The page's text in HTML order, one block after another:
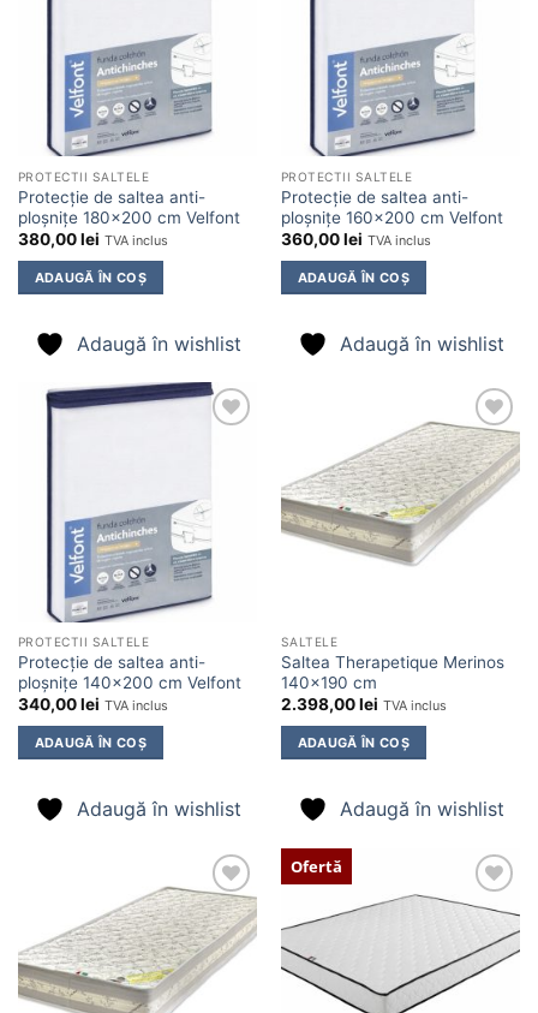
PROTECTII SALTELE
Protecție de saltea anti-
ploșnițe 180×200 cm Velfont
380,00lei TVA inclus
ADAUGĂ ÎN COȘ
Adaugă în wishlist
PROTECTII SALTELE
Protecție de saltea anti-
ploșnițe 160×200 cm Velfont
360,00lei TVA inclus
ADAUGĂ ÎN COȘ
Adaugă în wishlist
PROTECTII SALTELE
Protecție de saltea anti-
ploșnițe 140×200 cm Velfont
340,00lei TVA inclus
ADAUGĂ ÎN COȘ
Adaugă în wishlist
Adaugă
în
wishlist
SALTELE
Saltea Therapetique Merinos
140×190 cm
2.398,00lei TVA inclus
ADAUGĂ ÎN COȘ
Adaugă în wishlist
Adaugă
în
wishlist
Ofertă
Adaugă
wishlist